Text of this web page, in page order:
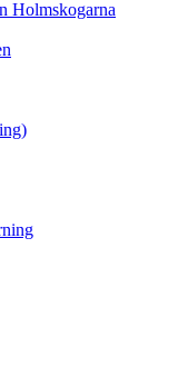
Holmskogarna